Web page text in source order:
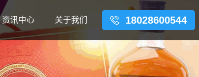
资讯中心 关于我们 18028600544